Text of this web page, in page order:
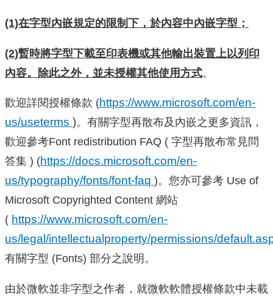
(1)在字型內嵌規定的限制下，於內容中內嵌字型；
(2)暫時將字型下載至印表機或其他輸出裝置上以列印
內容。除此之外，並未授權其他使用方式。
歡迎詳閱授權條款 (https://www.microsoft.com/en-
us/useterms )。有關字型再散布及內嵌之更多資訊，
歡迎參考Font redistribution FAQ ( 字型再散布常見問
答集 ) (https://docs.microsoft.com/en-
us/typography/fonts/font-faq )。您亦可參考 Use of
Microsoft Copyrighted Content 網站
( https://www.microsoft.com/en-
us/legal/intellectualproperty/permissions/
有關字型 (Fonts) 部分之說明。
由於微軟並非字型之作者，就微軟軟體授權條款中未載